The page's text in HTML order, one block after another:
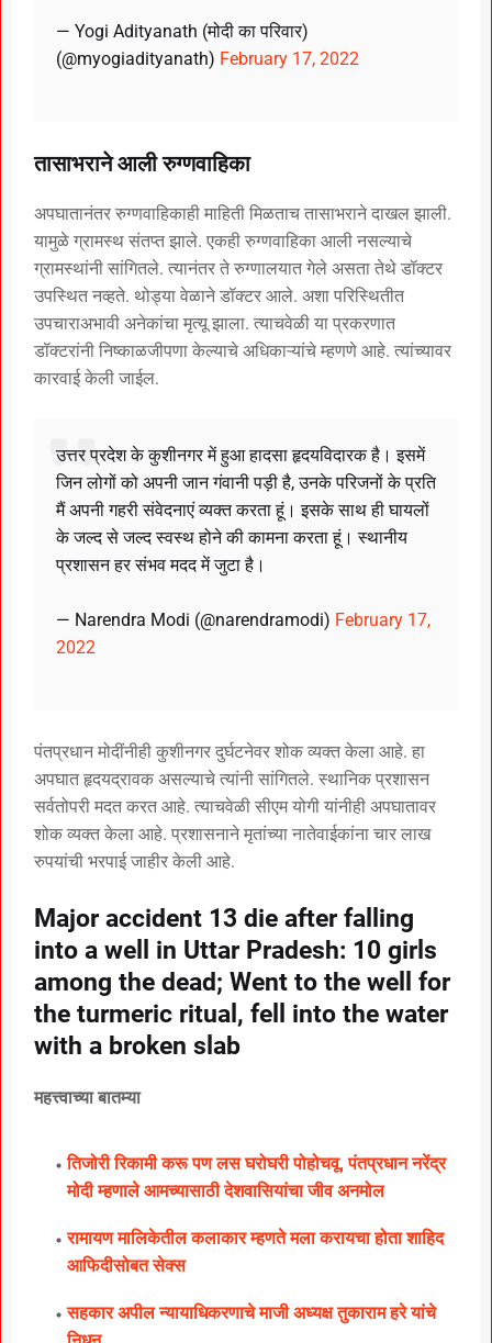
— Yogi Adityanath (मोदी का परिवार)
(@myogiadityanath) February 17, 2022
तासाभराने आली रुग्णवाहिका
अपघातानंतर रुग्णवाहिकाही माहिती मिळताच तासाभराने दाखल झाली.
यामुळे ग्रामस्थ संतप्त झाले. एकही रुग्णवाहिका आली नसल्याचे
ग्रामस्थांनी सांगितले. त्यानंतर ते रुग्णालयात गेले असता तेथे डॉक्टर
उपस्थित नव्हते. थोड्या वेळाने डॉक्टर आले. अशा परिस्थितीत
उपचाराअभावी अनेकांचा मृत्यू झाला. त्याचवेळी या प्रकरणात
डॉक्टरांनी निष्काळजीपणा केल्याचे अधिकाऱ्यांचे म्हणणे आहे. त्यांच्यावर
कारवाई केली जाईल.
उत्तर प्रदेश के कुशीनगर में हुआ हादसा हृदयविदारक है। इसमें
जिन लोगों को अपनी जान गंवानी पड़ी है, उनके परिजनों के प्रति
मैं अपनी गहरी संवेदनाएं व्यक्त करता हूं। इसके साथ ही घायलों
के जल्द से जल्द स्वस्थ होने की कामना करता हूं। स्थानीय
प्रशासन हर संभव मदद में जुटा है।
— Narendra Modi (@narendramodi) February 17,
2022
पंतप्रधान मोदींनीही कुशीनगर दुर्घटनेवर शोक व्यक्त केला आहे. हा
अपघात हृदयद्रावक असल्याचे त्यांनी सांगितले. स्थानिक प्रशासन
सर्वतोपरी मदत करत आहे. त्याचवेळी सीएम योगी यांनीही अपघातावर
शोक व्यक्त केला आहे. प्रशासनाने मृतांच्या नातेवाईकांना चार लाख
रुपयांची भरपाई जाहीर केली आहे.
Major accident 13 die after falling
into a well in Uttar Pradesh: 10 girls
among the dead; Went to the well for
the turmeric ritual, fell into the water
with a broken slab
महत्त्वाच्या बातम्या
तिजोरी रिकामी करू पण लस घरोघरी पोहोचवू, पंतप्रधान नरेंद्र
मोदी म्हणाले आमच्यासाठी देशवासियांचा जीव अनमोल
रामायण मालिकेतील कलाकार म्हणते मला करायचा होता शाहिद
आफिदीसोबत सेक्स
सहकार अपील न्यायाधिकरणाचे माजी अध्यक्ष तुकाराम हरे यांचे